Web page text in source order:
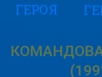
ГЕРОЯ